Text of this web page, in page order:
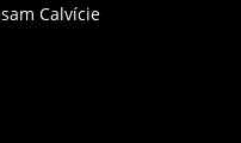
Calvície